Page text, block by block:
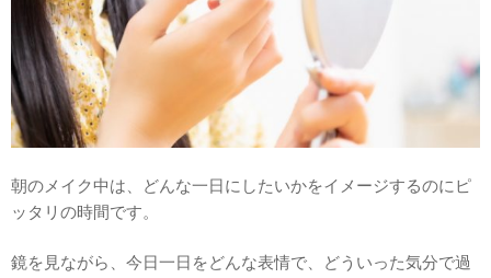
朝のメイク中は、どんな一日にしたいかをイメージするのにピ
ッタリの時間です。
鏡を見ながら、今日一日をどんな表情で、どういった気分で過